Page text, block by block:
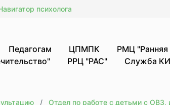
психолога
Педагогам ЦПМПК РМЦ
РРЦ "РАС" Служба КИ
Отдел по работе с детьми с ОВЗ,